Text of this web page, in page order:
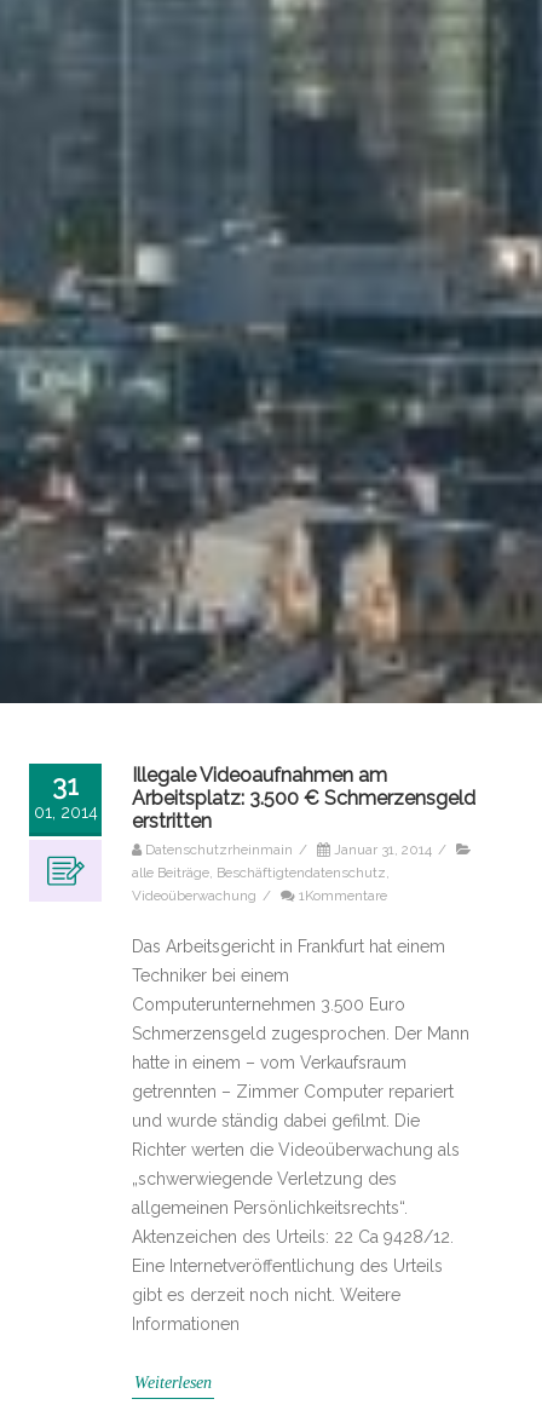
31
01, 2014
Illegale Videoaufnahmen am
Arbeitsplatz: 3.500 € Schmerzensgeld
erstritten
Datenschutzrheinmain / Januar 31, 2014 /
alle Beiträge, Beschäftigtendatenschutz,
Videoüberwachung / 1Kommentare
Das Arbeitsgericht in Frankfurt hat einem
Techniker bei einem
Computerunternehmen 3.500 Euro
Schmerzensgeld zugesprochen. Der Mann
hatte in einem – vom Verkaufsraum
getrennten – Zimmer Computer repariert
und wurde ständig dabei gefilmt. Die
Richter werten die Videoüberwachung als
„schwerwiegende Verletzung des
allgemeinen Persönlichkeitsrechts“.
Aktenzeichen des Urteils: 22 Ca 9428/12.
Eine Internetveröffentlichung des Urteils
gibt es derzeit noch nicht. Weitere
Informationen
Weiterlesen